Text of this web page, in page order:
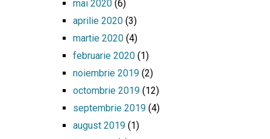
mai 2020(6)
aprilie 2020(3)
martie 2020(4)
februarie 2020(1)
noiembrie 2019(2)
octombrie 2019(12)
septembrie 2019(4)
august 2019(1)